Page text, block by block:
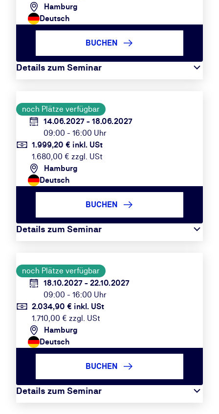
Hamburg
Deutsch
Details zum Seminar
BUCHEN
noch Plätze verfügbar
14.06.2027 - 18.06.2027
09:00 - 16:00 Uhr
1.999,20 € inkl. USt
1.680,00 € zzgl. USt
Hamburg
Deutsch
Details zum Seminar
BUCHEN
noch Plätze verfügbar
18.10.2027 - 22.10.2027
09:00 - 16:00 Uhr
2.034,90 € inkl. USt
1.710,00 € zzgl. USt
Hamburg
Deutsch
Details zum Seminar
BUCHEN